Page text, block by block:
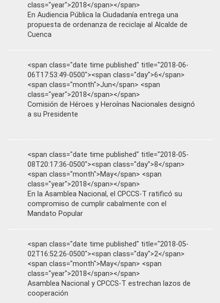
class="year">2018</span></span>
En Audiencia Pública la Ciudadanía entrega una
propuesta de ordenanza de reciclaje al Alcalde de
Cuenca
<span class="date time published" title="2018-06-
06T17:53:49-0500"><span class="day">6</span>
<span class="month">Jun</span> <span
class="year">2018</span></span>
Comisión de Héroes y Heroínas Nacionales designó
a su Presidente
<span class="date time published" title="2018-05-
08T20:17:36-0500"><span class="day">8</span>
<span class="month">May</span> <span
class="year">2018</span></span>
En la Asamblea Nacional, el CPCCS-T ratificó su
compromiso de cumplir cabalmente con el
Mandato Popular
<span class="date time published" title="2018-05-
02T16:52:26-0500"><span class="day">2</span>
<span class="month">May</span> <span
class="year">2018</span></span>
Asamblea Nacional y CPCCS-T estrechan lazos de
cooperación